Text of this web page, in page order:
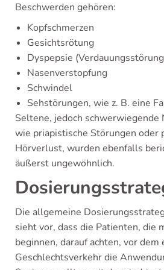
Beschwerden gehören:
Kopfschmerzen
Gesichtsrötung
Dyspepsie
Nasenverstopfung
Schwindel
Sehstörungen, wie z. B. eine
Seltene, jedoch schwerwiegende
wie priapistische Störungen oder
Hörverlust, wurden ebenfalls
äußerst ungewöhnlich.
Die allgemeine
sieht vor, dass die Patienten, die
beginnen, darauf achten, vor dem
Geschlechtsverkehr die